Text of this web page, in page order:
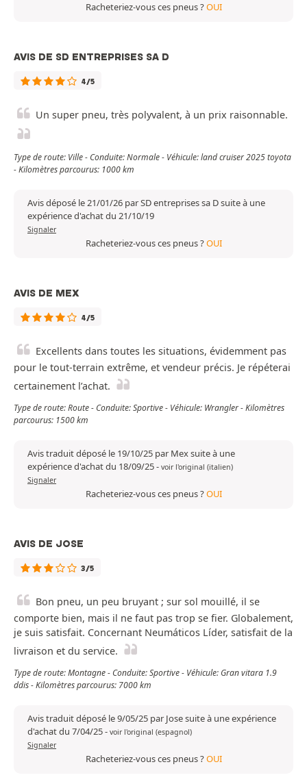
Racheteriez-vous ces pneus ?OUI
AVIS DE SD ENTREPRISES SA D
4/5
Un super pneu, très polyvalent, à un prix raisonnable.
Type de route: Ville - Conduite: Normale - Véhicule: land cruiser 2025 toyota
- Kilomètres parcourus: 1000 km
Avis déposé le 21/01/26 par SD entreprises sa D suite à une
expérience d'achat du 21/10/19
Signaler
Racheteriez-vous ces pneus ?OUI
AVIS DE MEX
4/5
Excellents dans toutes les situations, évidemment pas
pour le tout-terrain extrême, et vendeur précis. Je répéterai
certainement l’achat.
Type de route: Route - Conduite: Sportive - Véhicule: Wrangler - Kilomètres
parcourus: 1500 km
Avis traduit déposé le 19/10/25 par Mex suite à une
expérience d'achat du 18/09/25- voir l'original (italien)
Signaler
Racheteriez-vous ces pneus ?OUI
AVIS DE JOSE
3/5
Bon pneu, un peu bruyant ; sur sol mouillé, il se
comporte bien, mais il ne faut pas trop se fier. Globalement,
je suis satisfait. Concernant Neumáticos Líder, satisfait de la
livraison et du service.
Type de route: Montagne - Conduite: Sportive - Véhicule: Gran vitara 1.9
ddis - Kilomètres parcourus: 7000 km
Avis traduit déposé le 9/05/25 par Jose suite à une expérience
d'achat du 7/04/25- voir l'original (espagnol)
Signaler
Racheteriez-vous ces pneus ?OUI